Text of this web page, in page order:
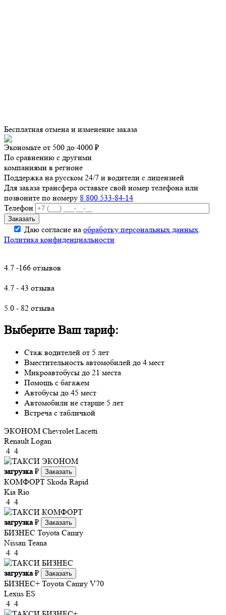
Бесплатная отмена и изменение заказа
Экономьте от 500 до 4000 ₽
По сравнению с другими
компаниями в регионе
Поддержка на русском 24/7 и водители с лицензией
Для заказа трансфера оставьте свой номер телефона или
позвоните по номеру 8 800 533-84-14
Телефон
Даю согласие на обработку персональных данных.
Политика конфиденциальности
4.7 -166 отзывов
4.7 - 43 отзыва
5.0 - 82 отзыва
Выберите Ваш тариф:
Стаж водителей от 5 лет
Вместительность автомобилей до 4 мест
Микроавтобусы до 21 места
Помощь с багажем
Автобусы до 45 мест
Автомобили не старше 5 лет
Встреча с табличкой
ЭКОНОМ Chevrolet Lacetti
Renault Logan
4 4
загрузка₽ Заказать
КОМФОРТ Skoda Rapid
Kia Rio
4 4
загрузка₽ Заказать
БИЗНЕС Toyota Camry
Nissan Teana
4 4
загрузка₽ Заказать
БИЗНЕС+ Toyota Camry V70
Lexus ES
4 4